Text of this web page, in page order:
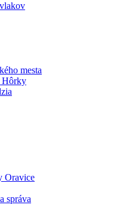
mesta
Hôrky
Oravice
správa